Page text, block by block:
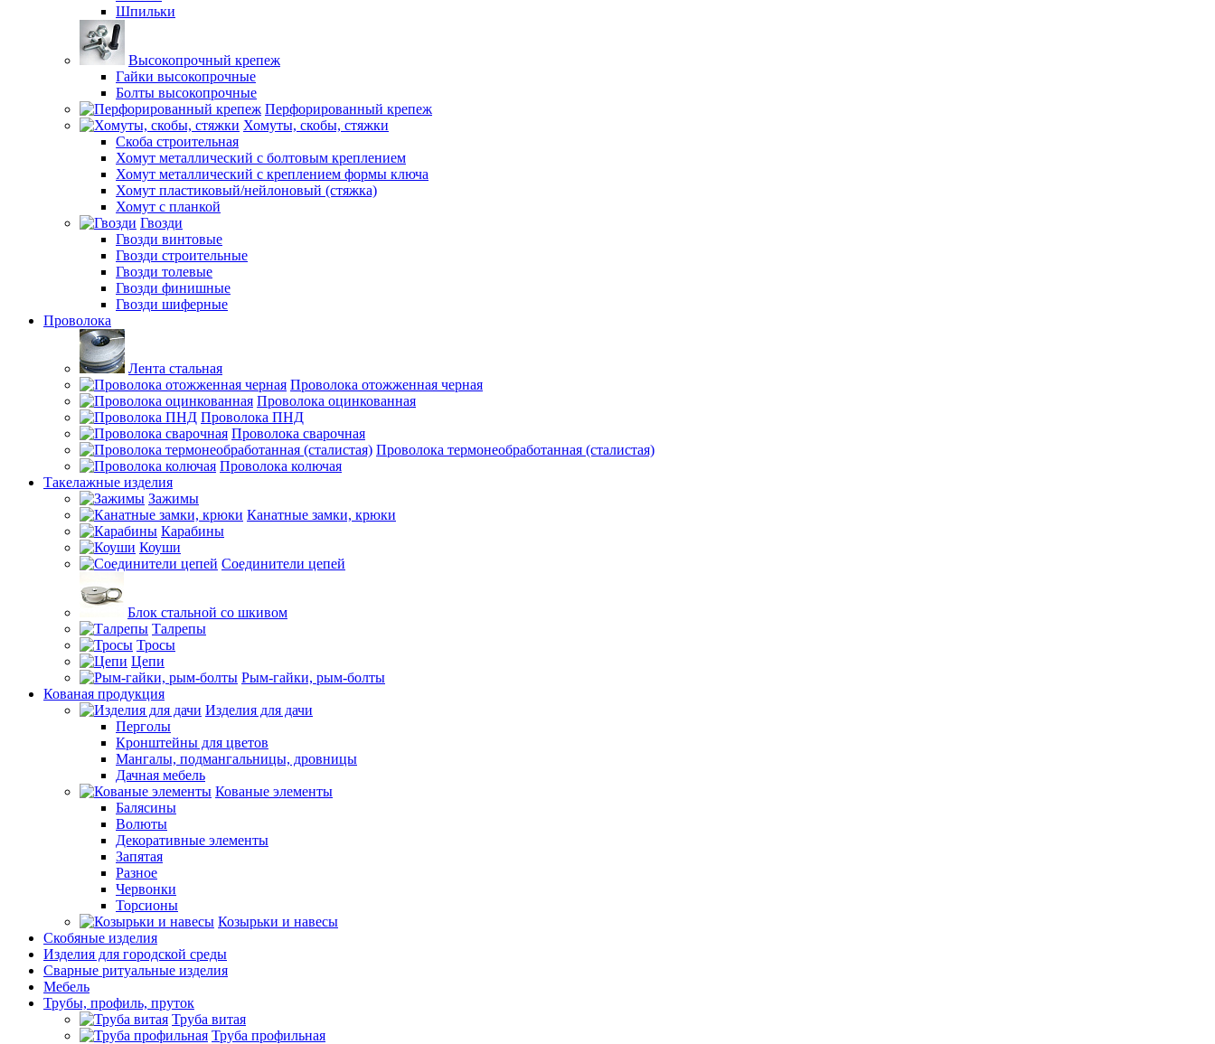
Шпильки
Высокопрочный крепеж
Гайки высокопрочные
Болты высокопрочные
Перфорированный крепеж
Хомуты, скобы, стяжки
Скоба строительная
Хомут металлический с болтовым креплением
Хомут металлический с креплением формы ключа
Хомут пластиковый/нейлоновый (стяжка)
Хомут с планкой
Гвозди
Гвозди винтовые
Гвозди строительные
Гвозди толевые
Гвозди финишные
Гвозди шиферные
Проволока
Лента стальная
Проволока отожженная черная
Проволока оцинкованная
Проволока ПНД
Проволока сварочная
Проволока термонеобработанная (сталистая)
Проволока колючая
Такелажные изделия
Зажимы
Канатные замки, крюки
Карабины
Коуши
Соединители цепей
Блок стальной со шкивом
Талрепы
Тросы
Цепи
Рым-гайки, рым-болты
Кованая продукция
Изделия для дачи
Перголы
Кронштейны для цветов
Мангалы, подмангальницы, дровницы
Дачная мебель
Кованые элементы
Балясины
Волюты
Декоративные элементы
Запятая
Разное
Червонки
Торсионы
Козырьки и навесы
Скобяные изделия
Изделия для городской среды
Сварные ритуальные изделия
Мебель
Трубы, профиль, пруток
Труба витая
Труба профильная